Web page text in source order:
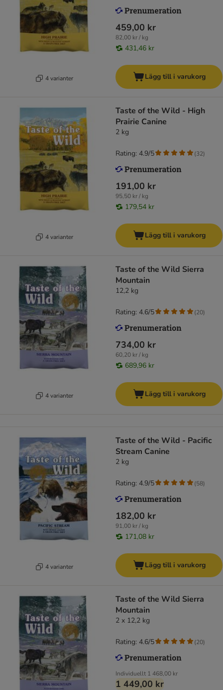
4 varianter
459,00 kr
82,00 kr / kg
431,46 kr
Lägg till i varukorg
4 varianter
Taste of the Wild - High
Prairie Canine
2 kg
191,00 kr
95,50 kr / kg
179,54 kr
Rating: 4.9/5 (32)
Lägg till i varukorg
4 varianter
Taste of the Wild Sierra
Mountain
12,2 kg
734,00 kr
60,20 kr / kg
689,96 kr
Rating: 4.6/5 (20)
Lägg till i varukorg
4 varianter
Taste of the Wild - Pacific
Stream Canine
2 kg
182,00 kr
91,00 kr / kg
171,08 kr
Rating: 4.9/5 (58)
Lägg till i varukorg
Taste of the Wild Sierra
Mountain
2 x 12,2 kg
Individuellt 1 468,00 kr
1 449,00 kr
Rating: 4.6/5 (20)